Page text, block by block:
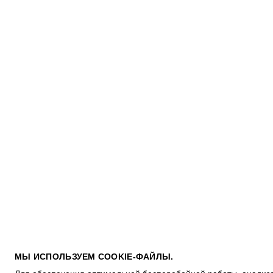
МЫ ИСПОЛЬЗУЕМ COOKIE-ФАЙЛЫ.
ПОКУПАТЕЛЯМ